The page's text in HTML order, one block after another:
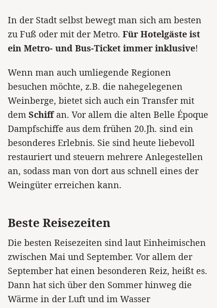
In der Stadt selbst bewegt man sich am besten
zu Fuß oder mit der Metro. Für Hotelgäste ist
ein Metro- und Bus-Ticket immer inklusive!
Wenn man auch umliegende Regionen
besuchen möchte, z.B. die nahegelegenen
Weinberge, bietet sich auch ein Transfer mit
dem Schiff an. Vor allem die alten Belle Époque
Dampfschiffe aus dem frühen 20.Jh. sind ein
besonderes Erlebnis. Sie sind heute liebevoll
restauriert und steuern mehrere Anlegestellen
an, sodass man von dort aus schnell eines der
Weingüter erreichen kann.
Beste Reisezeiten
Die besten Reisezeiten sind laut Einheimischen
zwischen Mai und September. Vor allem der
September hat einen besonderen Reiz, heißt es.
Dann hat sich über den Sommer hinweg die
Wärme in der Luft und im Wasser